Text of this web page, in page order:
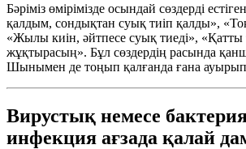
Бәріміз өмірімізде осындай сөздерді
қалдым, сондықтан суық тиіп қалды»,
«Жылы киін, әйтпесе суық тиеді»,
жұқтырасың». Бұл сөздердің расында
Шынымен де тоңып қалғанда ғана ауырып
Вирустық немесе
инфекция ағзада қалай